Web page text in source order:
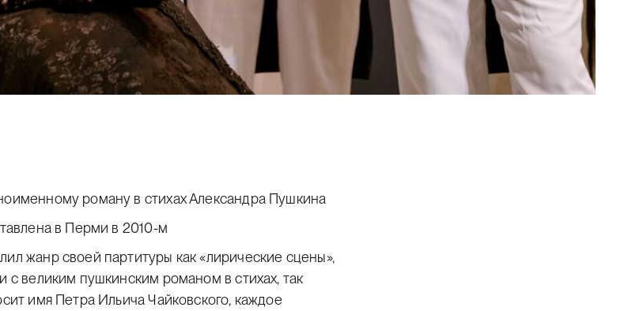
роману в стихах Александра Пушкина
в Перми в 2010-м
жанр своей партитуры как «лирические сцены»,
с великим пушкинским романом в стихах, так
имя Петра Ильича Чайковского, каждое